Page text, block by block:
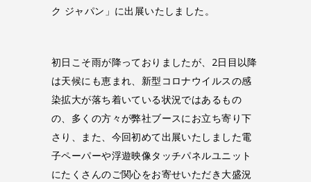
ク ジャパン」に出展いたしました。
初日こそ雨が降っておりましたが、2日目以降
は天候にも恵まれ、新型コロナウイルスの感
染拡大が落ち着いている状況ではあるもの
の、多くの方々が弊社ブースにお立ち寄り下
さり、また、今回初めて出展いたしました電
子ペーパーや浮遊映像タッチパネルユニット
にたくさんのご関心をお寄せいただき大盛況